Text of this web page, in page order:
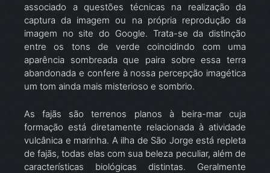
associado a questões técnicas na realização da
captura da imagem ou na própria reprodução da
imagem no site do Google. Trata-se da distinção
entre os tons de verde coincidindo com uma
aparência sombreada que paira sobre essa terra
abandonada e confere à nossa percepção imagética
um tom ainda mais misterioso e sombrio.
As fajãs são terrenos planos à beira-mar cuja
formação está diretamente relacionada à atividade
vulcânica e marinha. A ilha de São Jorge está repleta
de fajãs, todas elas com sua beleza peculiar, além de
características biológicas distintas. Geralmente